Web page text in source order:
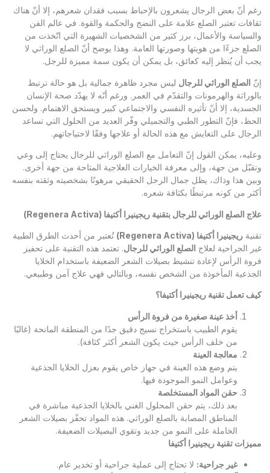
رغم أنّ بعض الرجال يشعرون بالإحباط بسبب فقدان شعرهم، إلا أنّ هناك
ثقافات تعتبر الصلع علامة على النضج والحكمة والقوة. في عالم الفن
والسياسة والأعمال، برز كثير من الشخصيات الشهيرة التي اتّخذت من
الصلع جزءًا من هويتها وصورتها العامة. وهذا يوضح أنّ الصلع الوراثي لا
يجب أن يُنظر إليه كعائق، بل يمكن أن يكون سمة مميزة للرجل.
إنّ الصلع الوراثي للرجال ليس مجرد ظاهرة جمالية بل هو حالة ترتبط
بالوراثة والهرمونات والتقدّم في العمر. ورغم أنّه لا يهدّد صحة الإنسان
الجسدية، إلا أنّ تأثيره النفسي والاجتماعي كبير ويستحق الاهتمام. ولحسن
الحظ، فإنّ التطور الطبي والتجميلي وفّر العديد من الحلول التي تساعد
الرجال على التعايش مع هذه الحالة أو علاجها وفقًا لاحتياجاتهم.
وعليه، يمكن القول إنّ التعامل مع الصلع الوراثي للرجال يحتاج إلى وعي
وتقبّل من جهة، وإلى معرفة الخيارات العلاجية المتاحة من جهة أخرى.
وبين هذا وذاك، يظل جمال الرجل الحقيقي مرهونًا بشخصيته وثقته بنفسه
أكثر من كونه مرتبطًا بكثافة شعره.
علاج الصلع الوراثي للرجال بتقنية ريجينيرا أكتيفا (Regenera Activa)
تقنية ريجينيرا أكتيفا (Regenera Activa)
تُعتبر من أحدث الطرق الطبية
غير الجراحية لعلاج الصلع الوراثي للرجال. تعتمد هذه التقنية على تحفيز
فروة الرأس لإعادة تنشيط بصيلات الشعر الضعيفة باستخدام الخلايا
الجذعية المأخوذة من الشخص نفسه، وبالتالي فهي علاج آمن وطبيعي.
كيف تعمل تقنية ريجينيرا أكتيفا؟
أخذ عينة صغيرة من فروة الرأس
يقوم الطبيب باستخراج نسيج دقيق جدًا من المنطقة المانحة (غالبًا
من خلف الرأس حيث يكون الشعر أكثر كثافة).
معالجة العينة
يتم وضع هذه العينة في جهاز خاص يقوم بعزل الخلايا الجذعية
وعوامل النمو الموجودة فيها.
حقن المواد المستخلصة
بعد ذلك، يتم حقن المحلول الغني بالخلايا الجذعية مباشرة في
المناطق المصابة بالصلع الوراثي. هذه المواد تحفّز بصيلات الشعر
الخاملة على النمو من جديد وتقوي البصيلات الضعيفة.
مميزات تقنية ريجينيرا أكتيفا
غير جراحية: لا تحتاج إلى عملية جراحية أو تخدير عام.